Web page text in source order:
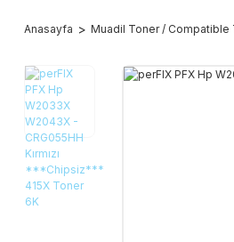
Anasayfa Muadil Toner / Compatible